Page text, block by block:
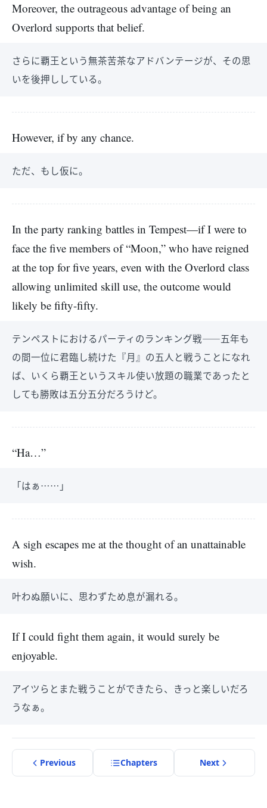
Moreover, the outrageous advantage of being an
Overlord supports that belief.
さらに覇王という無茶苦茶なアドバンテージが、その思
いを後押ししている。
However, if by any chance.
ただ、もし仮に。
In the party ranking battles in Tempest—if I were to
face the five members of “Moon,” who have reigned
at the top for five years, even with the Overlord class
allowing unlimited skill use, the outcome would
likely be fifty-fifty.
テンペストにおけるパーティのランキング戦――五年も
の間一位に君臨し続けた『月』の五人と戦うことになれ
ば、いくら覇王というスキル使い放題の職業であったと
しても勝敗は五分五分だろうけど。
“Ha…”
「はぁ……」
A sigh escapes me at the thought of an unattainable
wish.
叶わぬ願いに、思わずため息が漏れる。
If I could fight them again, it would surely be
enjoyable.
アイツらとまた戦うことができたら、きっと楽しいだろ
うなぁ。
Previous Chapters Next